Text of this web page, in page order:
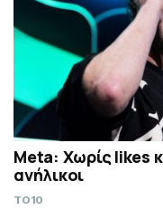
Meta: Χωρίς likes
ανήλικοι
TO10